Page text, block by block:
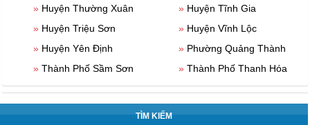
» Huyện Thường Xuân » Huyện Tĩnh Gia
» Huyện Triệu Sơn » Huyện Vĩnh Lộc
» Huyện Yên Định » Phường Quảng Thành
» Thành Phố Sầm Sơn »Thành Phố Thanh Hóa
TÌM KIẾM